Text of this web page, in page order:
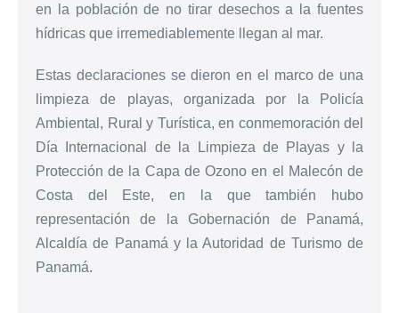
en la población de no tirar desechos a la fuentes
hídricas que irremediablemente llegan al mar.
Estas declaraciones se dieron en el marco de una
limpieza de playas, organizada por la Policía
Ambiental, Rural y Turística, en conmemoración del
Día Internacional de la Limpieza de Playas y la
Protección de la Capa de Ozono en el Malecón de
Costa del Este, en la que también hubo
representación de la Gobernación de Panamá,
Alcaldía de Panamá y la Autoridad de Turismo de
Panamá.